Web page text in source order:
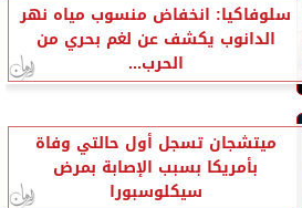
سلوفاكيا: انخفاض منسوب مياه نهر
الدانوب يكشف عن لغم بحري من
الحرب...
ميتشجان تسجل أول حالتي وفاة
بأمريكا بسبب الإصابة بمرض
سيكلوسبورا